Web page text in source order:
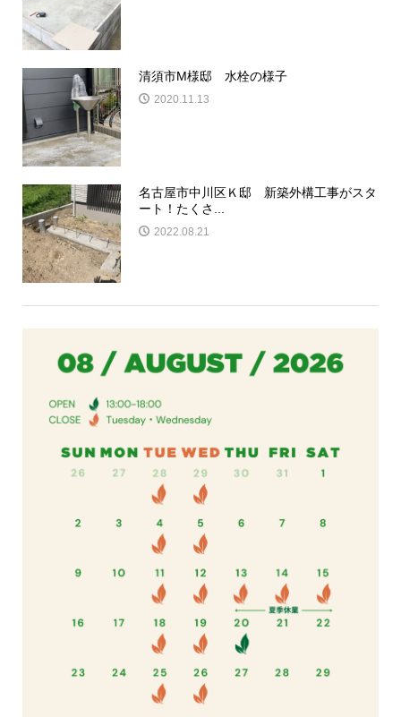
清須市M様邸 水栓の様子
2020.11.13
名古屋市中川区Ｋ邸 新築外構工事がスタ
ート！たくさ...
2022.08.21